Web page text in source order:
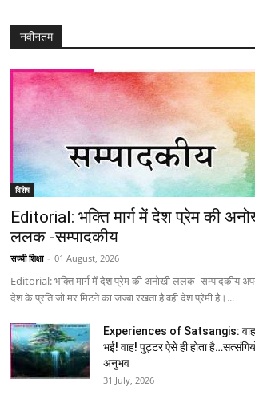
नवीनतम
विशेष
Editorial: भक्ति मार्ग में देश प्रेम की
ललक -सम्पादकीय
सच्ची शिक्षा - 01 August, 2026
Editorial: भक्ति मार्ग में देश प्रेम की अनोखी ललक -सम्पादकीय
देश के प्रति जो मर मिटने का जज्बा रखता है वही देश प्रेमी है।...
Experiences of Satsangis: वाह
भई! वाह! पुट्टर ऐसे ही होता
अनुभव
31 July, 2026